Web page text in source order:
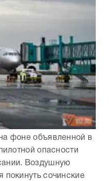
фоне объявленной в
опасности
Воздушную
покинуть сочинские